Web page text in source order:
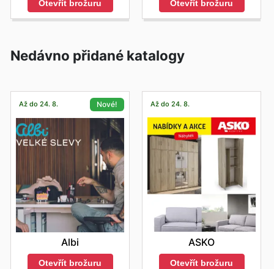
Otevřít brožuru Otevřít brožuru
Nedávno přidané katalogy
Až do 24. 8. Nové!
Albi
Otevřít brožuru
Až do 24. 8.
ASKO
Otevřít brožuru